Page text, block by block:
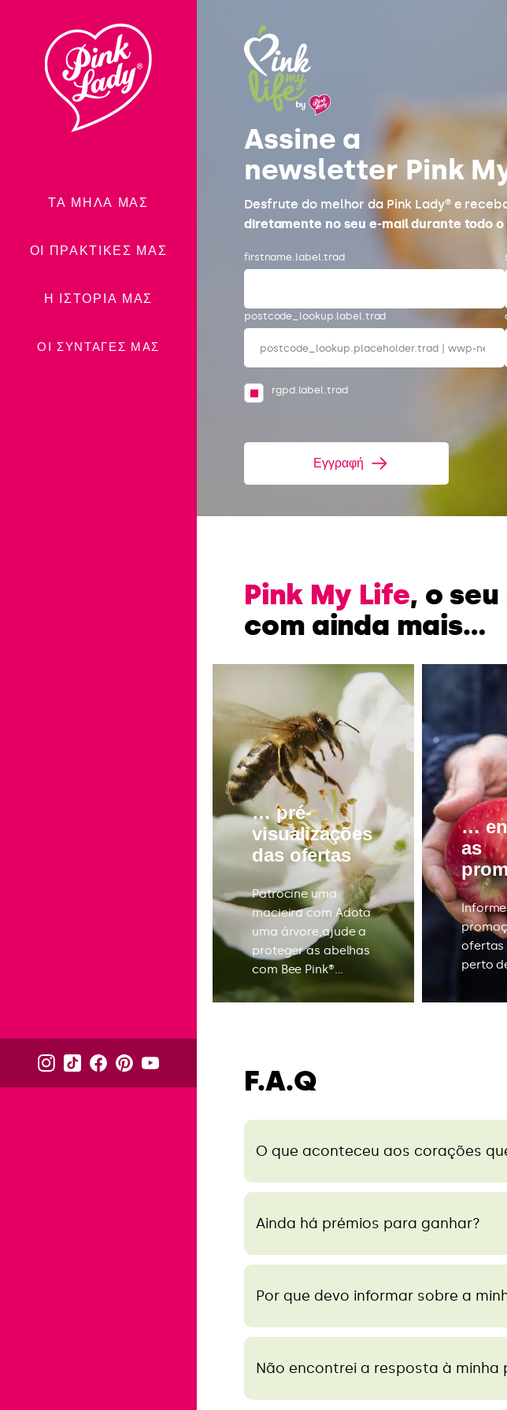
περιεχόμενα
ΤΑ ΜΉΛΑ ΜΑΣ
ΟΙ ΠΡΑΚΤΙΚΈΣ ΜΑΣ
Η ΙΣΤΟΡΊΑ ΜΑΣ
ΟΙ ΣΥΝΤΑΓΈΣ ΜΑΣ
Assine a
newsletter Pink
Desfrute do melhor da Pink Lady® e
diretamente no seu e-mail durante todo o
rgpd.label.trad
firstname.label.trad
postcode_lookup.label.trad
Εγγραφή
Pink My Life, o
com ainda mais…
… pré-
visualizações
das ofertas
Patrocine uma
macieira com Adota
uma árvore,ajude a
proteger as abelhas
com Bee Pink®…
…
as
ofertas
perto
F.A.Q
O que aconteceu aos corações
Ainda há prémios para ganhar?
Por que devo informar sobre a
Não encontrei a resposta à minha